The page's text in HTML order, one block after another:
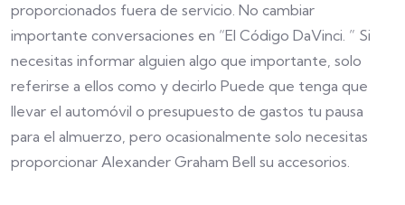
proporcionados fuera de servicio. No cambiar
importante conversaciones en “El Código DaVinci. ” Si
necesitas informar alguien algo que importante, solo
referirse a ellos como y decirlo Puede que tenga que
llevar el automóvil o presupuesto de gastos tu pausa
para el almuerzo, pero ocasionalmente solo necesitas
proporcionar Alexander Graham Bell su accesorios.